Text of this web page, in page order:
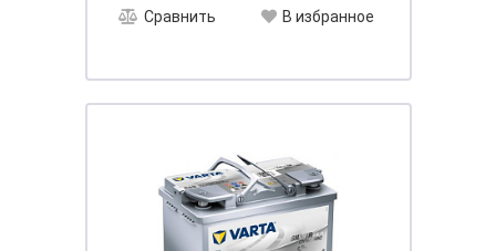
Сравнить В избранное